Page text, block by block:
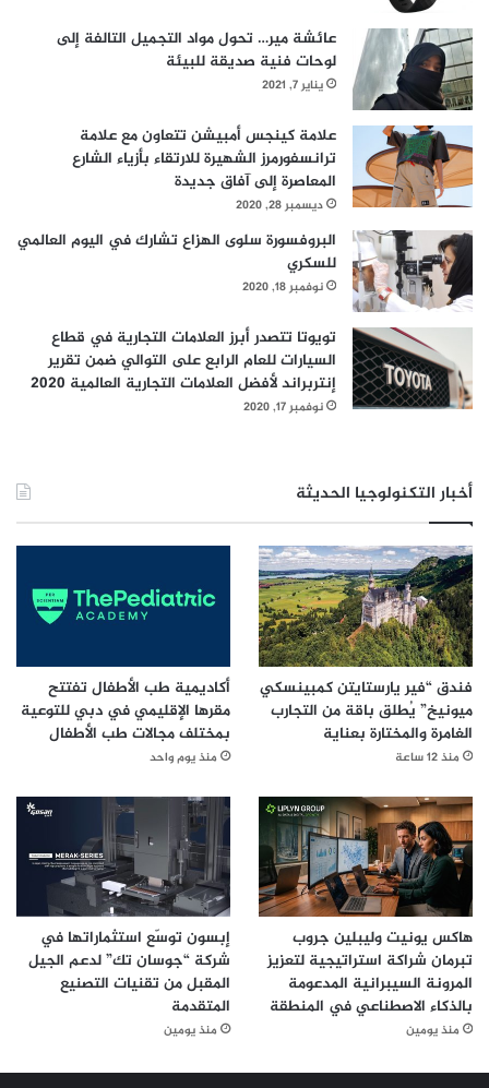
عائشة مير… تحول مواد التجميل التالفة إلى
لوحات فنية صديقة للبيئة
يناير 7, 2021
علامة كينجس أمبيشن تتعاون مع علامة
ترانسفورمرز الشهيرة للارتقاء بأزياء الشارع
المعاصرة إلى آفاق جديدة
ديسمبر 28, 2020
البروفسورة سلوى الهزاع تشارك في اليوم العالمي
للسكري
نوفمبر 18, 2020
تويوتا تتصدر أبرز العلامات التجارية في قطاع
السيارات للعام الرابع على التوالي ضمن تقرير
إنتربراند لأفضل العلامات التجارية العالمية 2020
نوفمبر 17, 2020
أخبار التكنولوجيا الحديثة
فندق “فير يارستايتن كمبينسكي
ميونيخ” يُطلق باقة من التجارب
الغامرة والمختارة بعناية
منذ 12 ساعة
أكاديمية طب الأطفال تفتتح
مقرها الإقليمي في دبي للتوعية
بمختلف مجالات طب الأطفال
منذ يوم واحد
هاكس يونيت وليبلين جروب
تبرمان شراكة استراتيجية لتعزيز
المرونة السيبرانية المدعومة
بالذكاء الاصطناعي في المنطقة
منذ يومين
إبسون توسّع استثماراتها في
شركة “جوسان تك” لدعم الجيل
المقبل من تقنيات التصنيع
المتقدمة
منذ يومين